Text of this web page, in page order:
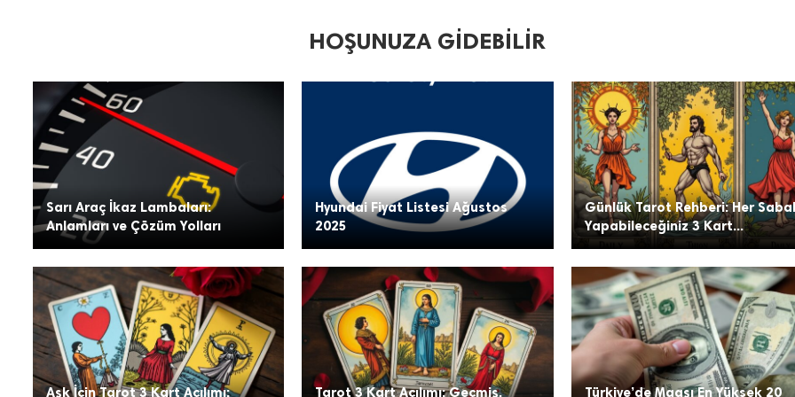
HOŞUNUZA GIDEBILIR
Sarı Araç İkaz Lambaları:
Anlamları ve Çözüm Yolları
Hyundai Fiyat Listesi Ağustos
2025
Günlük Tarot Rehberi: Her
Yapabileceğiniz 3 Kart...
Aşk İçin Tarot 3 Kart Açılımı: Tarot 3 Kart Açılımı: Geçmiş, Türkiye’de Maaşı En Yüksek 20